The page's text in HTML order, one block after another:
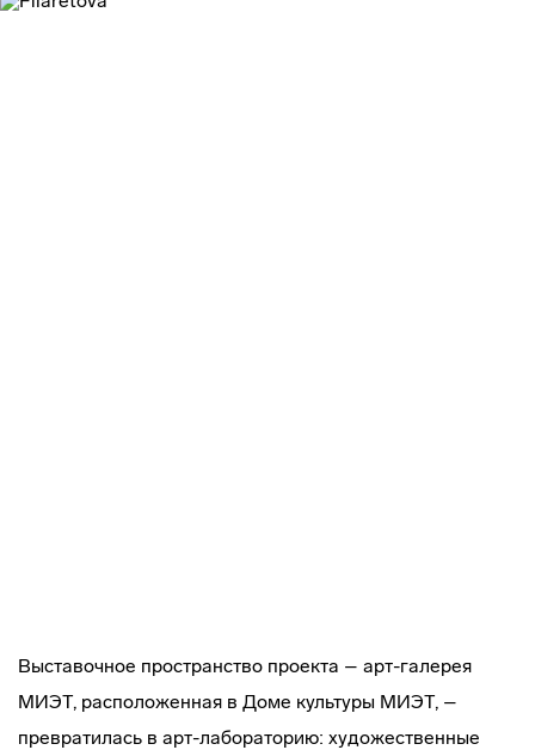
Выставочное пространство проекта – арт-галерея
МИЭТ, расположенная в Доме культуры МИЭТ, –
превратилась в арт-лабораторию: художественные